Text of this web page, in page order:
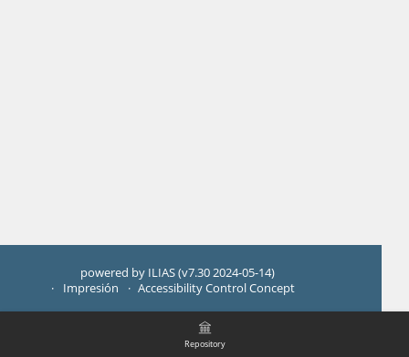
Repository
powered by ILIAS (v7.30 2024-05-14)
Impresión
Accessibility Control Concept